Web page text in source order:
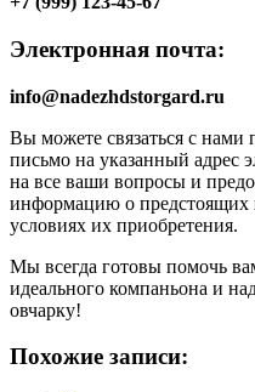
Электронная почта:
info@nadezhdstorgard.ru
Вы можете связаться с нами
письмо на указанный адрес
на все ваши вопросы и
информацию о предстоящих
условиях их приобретения.
Мы всегда готовы помочь
идеального компаньона и
овчарку!
Похожие записи: